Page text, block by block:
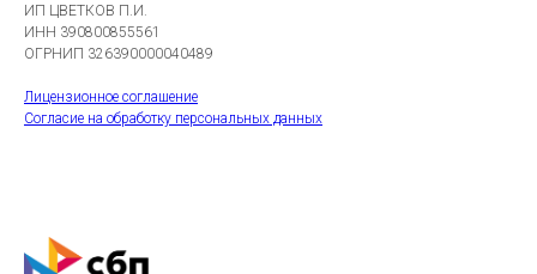
ИП ЦВЕТКОВ П.И.
ИНН 390800855561
ОГРНИП 326390000040489
Лицензионное соглашение
Согласие на обработку персональных данных